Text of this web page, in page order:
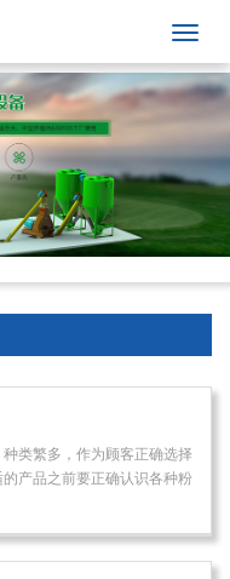
类繁多，作为顾客正确选择
产品之前要正确认识各种粉